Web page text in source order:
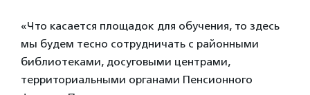
«Что касается площадок для обучения, то здесь
мы будем тесно сотрудничать с районными
библиотеками, досуговыми центрами,
территориальными органами Пенсионного